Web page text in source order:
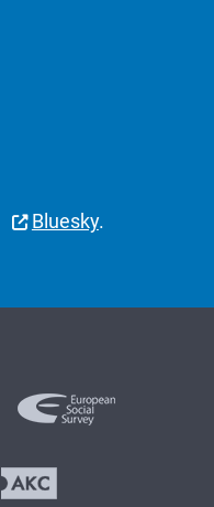
Bluesky.